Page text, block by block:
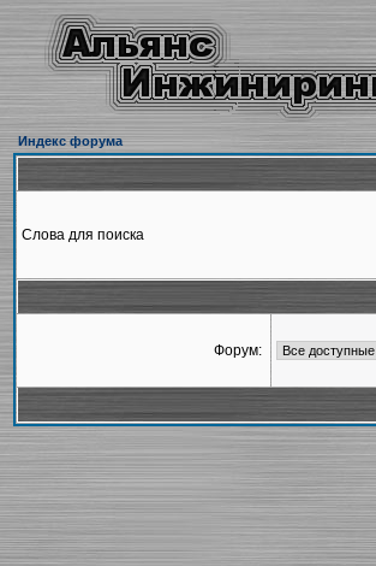
Индекс форума
Слова для поиска
Форум: